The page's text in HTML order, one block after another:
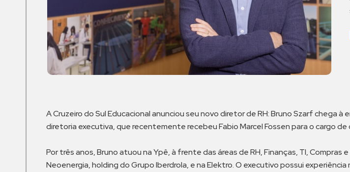
A Cruzeiro do Sul Educacional anunciou seu novo diretor de RH: Bruno Szarf chega
diretoria executiva, que recentemente recebeu Fabio Marcel Fossen para o cargo
Por três anos, Bruno atuou na Ypê, à frente das áreas de RH, Finanças, TI,
Neoenergia, holding do Grupo Iberdrola, e na Elektro. O executivo possui